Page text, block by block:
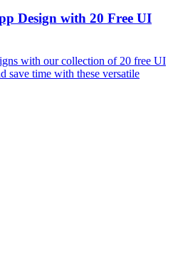
Design with 20 Free UI
with our collection of 20 free UI
save time with these versatile